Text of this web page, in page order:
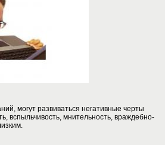
могут развиваться негативные черты
вспыльчивость, мнительность, враждебно-